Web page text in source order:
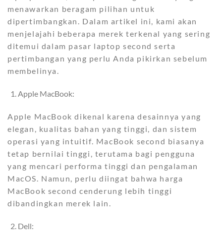
menawarkan beragam pilihan untuk
dipertimbangkan. Dalam artikel ini, kami akan
menjelajahi beberapa merek terkenal yang sering
ditemui dalam pasar laptop second serta
pertimbangan yang perlu Anda pikirkan sebelum
membelinya.
Apple MacBook:
Apple MacBook dikenal karena desainnya yang
elegan, kualitas bahan yang tinggi, dan sistem
operasi yang intuitif. MacBook second biasanya
tetap bernilai tinggi, terutama bagi pengguna
yang mencari performa tinggi dan pengalaman
MacOS. Namun, perlu diingat bahwa harga
MacBook second cenderung lebih tinggi
dibandingkan merek lain.
Dell: